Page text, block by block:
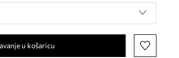
u košaricu